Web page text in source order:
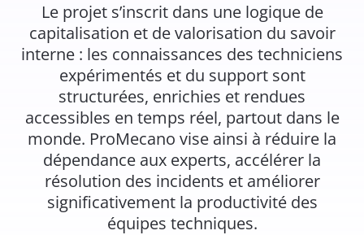
Le projet s’inscrit dans une logique de
capitalisation et de valorisation du savoir
interne : les connaissances des techniciens
expérimentés et du support sont
structurées, enrichies et rendues
accessibles en temps réel, partout dans le
monde. ProMecano vise ainsi à réduire la
dépendance aux experts, accélérer la
résolution des incidents et améliorer
significativement la productivité des
équipes techniques.